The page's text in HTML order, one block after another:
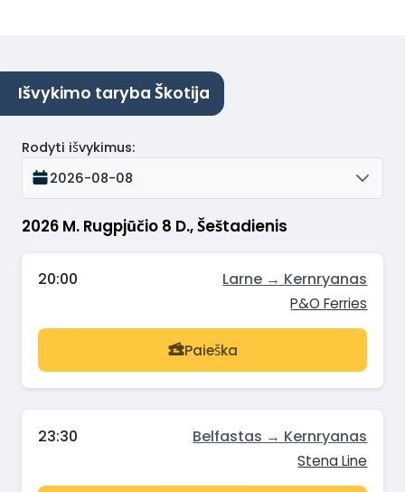
Išvykimo taryba Škotija
2026 M. Rugpjūčio 8 D., Šeštadienis
Rodyti išvykimus:
2026-08-08
20:00 Larne → Kernryanas
P&O Ferries
Paieška
23:30 Belfastas → Kernryanas
Stena Line